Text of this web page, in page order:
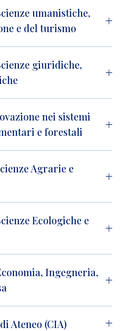
umanistiche,
e del turismo
giuridiche,
nei sistemi
e forestali
Agrarie e
Ecologiche e
Ingegneria,
Ateneo (CIA)